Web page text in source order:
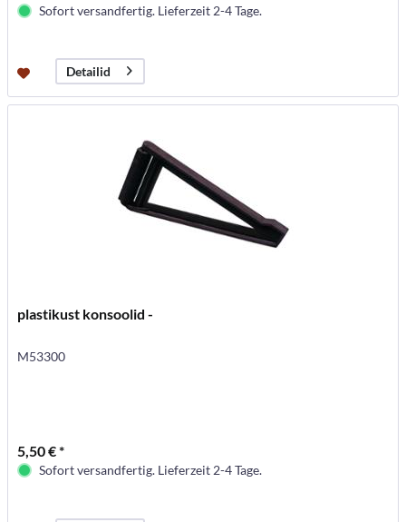
Sofort versandfertig. Lieferzeit 2-4 Tage.
Detailid
plastikust konsoolid -
M53300
5,50 € *
Sofort versandfertig. Lieferzeit 2-4 Tage.